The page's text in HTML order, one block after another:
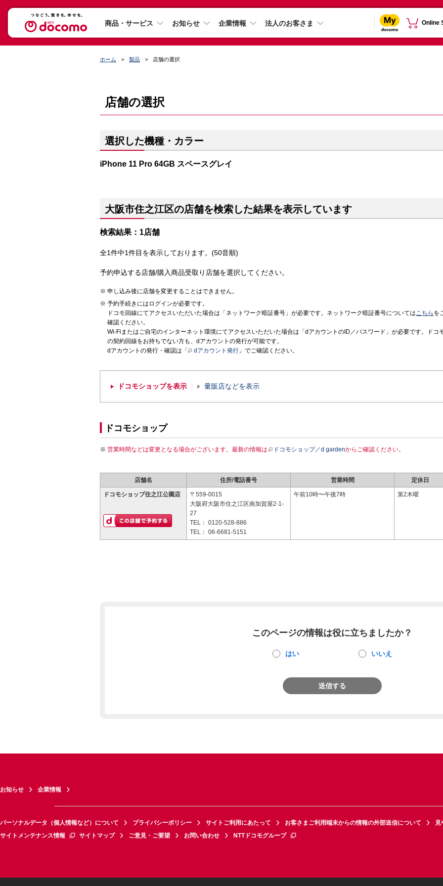
商品・サービス お知らせ 企業情報 法人のお客さま Online
ホーム 製品 店舗の選択
店舗の選択
選択した機種・カラー
iPhone 11 Pro 64GB スペースグレイ
大阪市住之江区の店舗を検索した結果を表示しています
検索結果：1店舗
全1件中1件目を表示しております。(50音順)
予約申込する店舗/購入商品受取り店舗を選択してください。
申し込み後に店舗を変更することはできません。
予約手続きにはログインが必要です。
ドコモ回線にてアクセスいただいた場合は「ネットワーク暗証番号」が必要です。ネットワーク暗証番号についてはこちら を
確認ください。
Wi-Fiまたはご自宅のインターネット環境にてアクセスいただいた場合は「dアカウントのID／パスワード」が必要です。ドコ
の契約回線をお持ちでない方も、dアカウントの発行が可能です。
dアカウントの発行・確認は「
dアカウント発行 」でご確認ください。
ドコモショップを表示 量販店などを表示
ドコモショップ
営業時間などは変更となる場合がございます。最新の情報は ドコモショップ／d gardenからご確認ください。
店舗名 住所/電話番号 営業時間 定休日
ドコモショップ住之江公園店
〒559-0015
大阪府大阪市住之江区南加賀屋2-1-
27
TEL： 0120-528-886
TEL： 06-6681-5151
午前10時〜午後7時 第2木曜
このページの情報は役に立ちましたか？
はい いいえ
送信する
お知らせ 企業情報
パーソナルデータ（個人情報など）について プライバシーポリシー サイトご利用にあたって お客さまご利用端末からの情報の外部送信について
見
サイトメンテナンス情報
サイトマップ ご意見・ご要望 お問い合わせ NTTドコモグループ